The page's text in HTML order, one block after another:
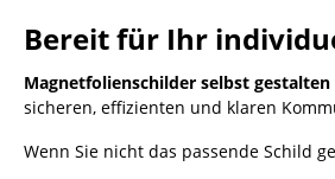
Bereit für Ihr
Magnetfolienschilder selbst gestalten
sicheren, effizienten und klaren
Wenn Sie nicht das passende Schild